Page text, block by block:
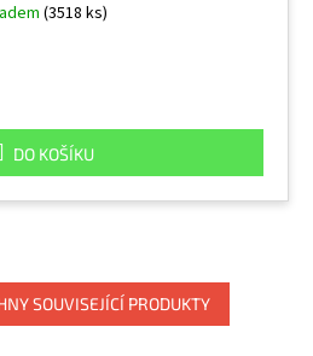
(3518 ks)
DO KOŠÍKU
SOUVISEJÍCÍ PRODUKTY